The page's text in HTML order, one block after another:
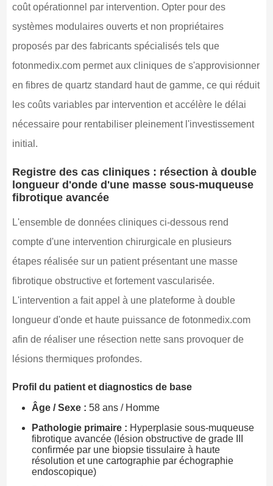
coût opérationnel par intervention. Opter pour des
systèmes modulaires ouverts et non propriétaires
proposés par des fabricants spécialisés tels que
fotonmedix.com permet aux cliniques de s'approvisionner
en fibres de quartz standard haut de gamme, ce qui réduit
les coûts variables par intervention et accélère le délai
nécessaire pour rentabiliser pleinement l'investissement
initial.
Registre des cas cliniques : résection à double
longueur d'onde d'une masse sous-muqueuse
fibrotique avancée
L'ensemble de données cliniques ci-dessous rend
compte d'une intervention chirurgicale en plusieurs
étapes réalisée sur un patient présentant une masse
fibrotique obstructive et fortement vascularisée.
L'intervention a fait appel à une plateforme à double
longueur d'onde et haute puissance de fotonmedix.com
afin de réaliser une résection nette sans provoquer de
lésions thermiques profondes.
Profil du patient et diagnostics de base
Âge / Sexe : 58 ans / Homme
Pathologie primaire : Hyperplasie sous-muqueuse
fibrotique avancée (lésion obstructive de grade III
confirmée par une biopsie tissulaire à haute
résolution et une cartographie par échographie
endoscopique)